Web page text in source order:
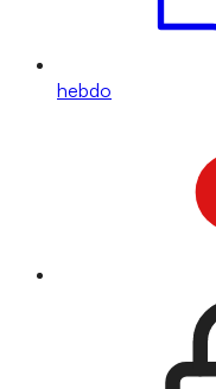
hebdo